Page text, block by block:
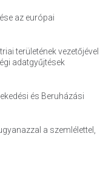
az európai
területének vezetőjével
adatgyűjtések
és Beruházási
a szemlélettel,